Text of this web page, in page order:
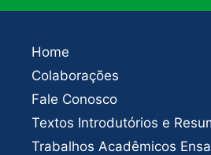
Home
Colaborações
Fale Conosco
Textos Introdutórios e
Trabalhos Acadêmicos